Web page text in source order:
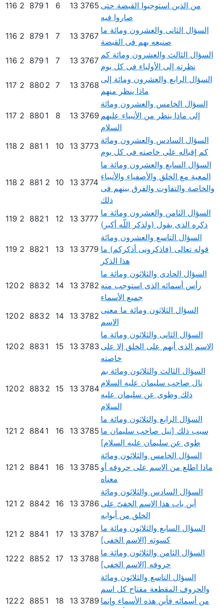
من الذين استوجبوا القبضة حتى
صاروا فيه
3765
13
6
1
879
2
116
السؤال الثانى والعشرون ومائة ما
صنيعه بهم فى القبضة
3767
13
7
1
879
2
116
السؤال الثالث والعشرون ومائة كم
نظرته إلى الأولياء فى كل يوم
3767
13
7
1
879
2
116
السؤال الرابع والعشرون ومائة إلى
ماذا ينظر منهم
3768
13
7
2
880
2
117
السؤال الخامس والعشرون ومائة
إلى ماذا ينظر من الأنبياء عليهم
السلام
3769
13
8
1
880
2
117
السؤال السادس والعشرون ومائة
كم إقباله على خاصته فى كل يوم
3773
13
10
1
881
2
118
السؤال السابع والعشرون ومائة ما
المعية مع الخلق والأصفياء والأنبياء
والخاصة والتفاوت والفرق بينهم فى
ذلك
3774
13
10
2
881
2
118
السؤال الثامن والعشرون ومائة ما
ذكره الذى يقول (ولذكر اللّه أكبر)
3777
13
12
1
882
2
119
السؤال التاسع والعشرون ومائة
قوله تعالى (فاذكرونى أذكركم) ما
هذا الذكر
3779
13
13
1
882
2
119
السؤال الحادى والثلاثون ومائة ما
رأس أسمائه الذى استوجب منه
جميع الأسماء
3782
13
14
2
883
2
120
السؤال الثلاثون ومائة ما معنى
الاسم
3782
13
14
2
883
2
120
السؤال الثانى والثلاثون ومائة ما
الاسم الذى أبهم على الخلق إلا على
خاصته
3783
13
15
1
883
2
120
السؤال الثالث والثلاثون ومائة بم
نال صاحب سليمان عليه السلام
ذلك وطوى عن سليمان عليه
السلام
3784
13
15
2
883
2
120
السؤال الرابع والثلاثون ومائة ما
سبب ذلك [نيل صاحب سليمان ما
طوى عن سليمان عليه السلام]
3785
13
16
1
884
2
121
السؤال الخامس والثلاثون ومائة
ماذا اطلع من الاسم على حروفه أو
معناه
3785
13
16
1
884
2
121
السؤال السادس والثلاثون ومائة
أين باب هذا الاسم الخفىّ على
الخلق من أبوابه
3786
13
16
2
884
2
121
السؤال السابع والثلاثون ومائة ما
كسوته [الاسم الخفى]
3787
13
17
1
884
2
121
السؤال الثامن والثلاثون ومائة ما
حروفه [الاسم الخفى]
3788
13
17
2
885
2
122
السؤال التاسع والثلاثون ومائة
والحروف المقطعة مفتاح كل اسم
من أسمائه فأين هذه الأسماء وإنما 3789
13
18
1
885
2
122